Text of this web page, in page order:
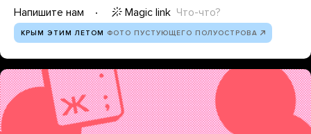
Напишите нам
Magic link Что-что?
КРЫМ ЭТИМ ЛЕТОМ ФОТО ПУСТУЮЩЕГО ПОЛУОСТРОВА